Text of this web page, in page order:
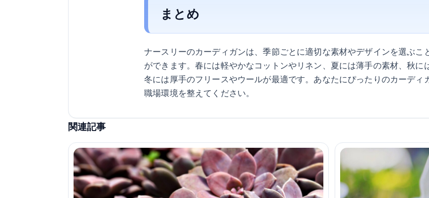
まとめ
ナースリーのカーディガンは、季節ごとに適切な素材やデザインを選ぶこ
ができます。春には軽やかなコットンやリネン、夏には薄手の素材、秋に
冬には厚手のフリースやウールが最適です。あなたにぴったりのカーディ
職場環境を整えてください。
関連記事